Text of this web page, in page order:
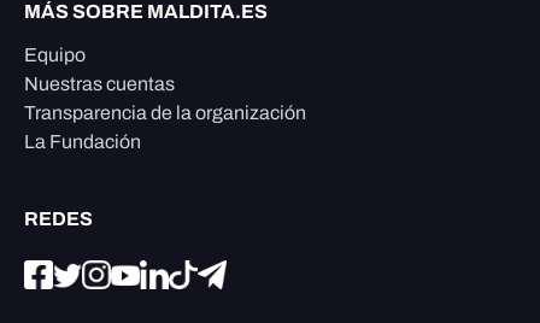
MÁS SOBRE MALDITA.ES
Equipo
Nuestras cuentas
Transparencia de la organización
La Fundación
REDES